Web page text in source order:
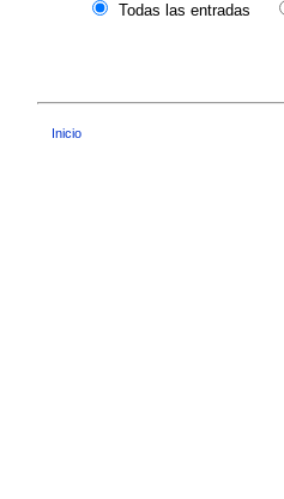
Todas las entradas
Inicio